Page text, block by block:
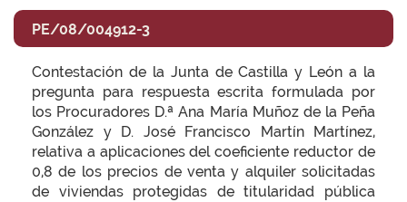
PE/08/004912-3
Contestación de la Junta de Castilla y León a la
pregunta para respuesta escrita formulada por
los Procuradores D.ª Ana María Muñoz de la Peña
González y D. José Francisco Martín Martínez,
relativa a aplicaciones del coeficiente reductor de
0,8 de los precios de venta y alquiler solicitadas
de viviendas protegidas de titularidad pública